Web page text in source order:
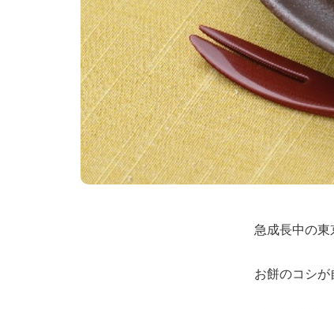
急成長中の東
お餅のコシが